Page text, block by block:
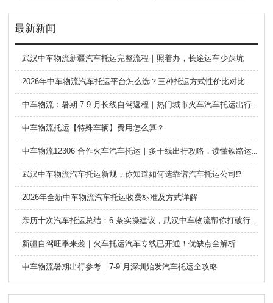
最新新闻
武汉中车物流新疆汽车托运完整流程｜照着办，长途运车少踩坑
2026年中车物流汽车托运平台怎么选？三种托运方式性价比对比
中车物流：暑期 7-9 月长线自驾返程｜热门城市火车汽车托运出行全攻略
中车物流托运【特殊车辆】费用怎么算？
中车物流12306 合作火车汽车托运｜多干线出行攻略，读懂铁路运车的优势与避坑要点
武汉中车物流汽车托运新规，你知道如何选靠谱汽车托运公司⁉️
2026年全新中车物流汽车托运收费标准及方式详解
亲历十次汽车托运总结：6 条实操建议，武汉中车物流帮你打破行业信息差
新疆自驾旺季来袭｜火车托运汽车专线已开通！优缺点全解析
中车物流暑期出行参考｜7-9 月深圳始发汽车托运全攻略